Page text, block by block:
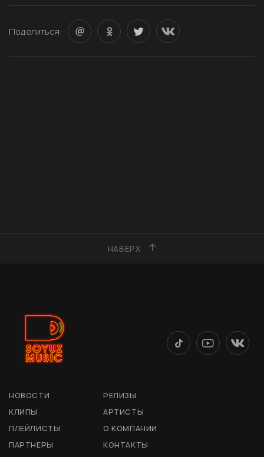
Поделиться:
НАВЕРХ
НОВОСТИ
РЕЛИЗЫ
КЛИПЫ
АРТИСТЫ
ПЛЕЙЛИСТЫ
О КОМПАНИИ
ПАРТНЕРЫ
КОНТАКТЫ